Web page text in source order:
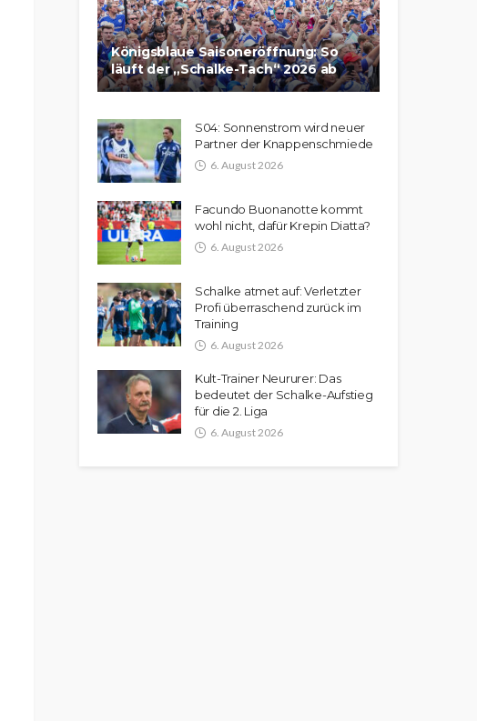
Königsblaue Saisoneröffnung: So
läuft der „Schalke-Tach“ 2026 ab
S04: Sonnenstrom wird neuer
Partner der Knappenschmiede
6. August 2026
Facundo Buonanotte kommt
wohl nicht, dafür Krepin Diatta?
6. August 2026
Schalke atmet auf: Verletzter
Profi überraschend zurück im
Training
6. August 2026
Kult-Trainer Neururer: Das
bedeutet der Schalke-Aufstieg
für die 2. Liga
6. August 2026